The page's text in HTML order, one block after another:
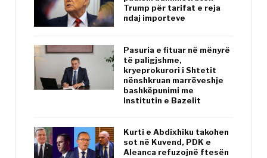
Trump për tarifat e reja
ndaj importeve
Pasuria e fituar në mënyrë
të paligjshme,
kryeprokurori i Shtetit
nënshkruan marrëveshje
bashkëpunimi me
Institutin e Bazelit
Kurti e Abdixhiku takohen
sot në Kuvend, PDK e
Aleanca refuzojnë ftesën